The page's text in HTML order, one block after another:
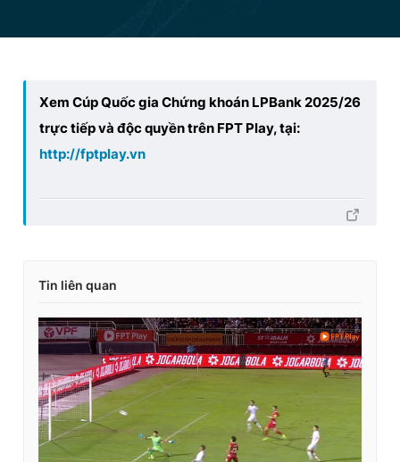
Đọc Thanh Niên trên điện thoại
Theo dõi báo trên
Hotline Liên hệ quảng cáo
Phó tổng biên tập: Lâm Hiếu Dũng
Phó tổng biên tập: Trần Việt Hưng
Tổng thư ký tòa soạn: Đức Trung
Giấy phép xuất bản số 110/GP - BTTTT cấp ngày 24.3.2020
© 2003-2026 Bản quyền thuộc về Báo Thanh Niên. Cấm sao
chép dưới mọi hình thức nếu không có sự chấp thuận bằng văn
bản. Phát triển bởi ePi Technologies, JSC.
Xem Cúp Quốc gia Chứng khoán LPBank 2025/26
trực tiếp và độc quyền trên FPT Play, tại:
http://fptplay.vn
Tin liên quan